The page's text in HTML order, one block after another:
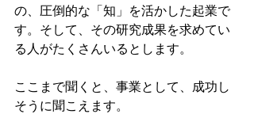
の、圧倒的な「知」を活かした起業で
す。そして、その研究成果を求めてい
る人がたくさんいるとします。
ここまで聞くと、事業として、成功し
そうに聞こえます。